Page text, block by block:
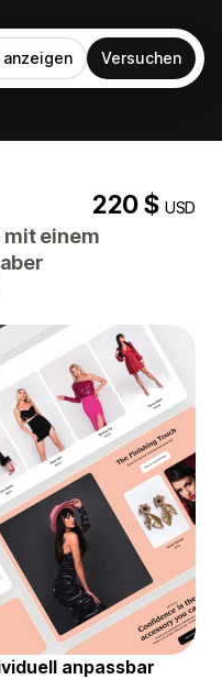
anzeigen Versuchen
220 $USD
mit einem
anpassbar